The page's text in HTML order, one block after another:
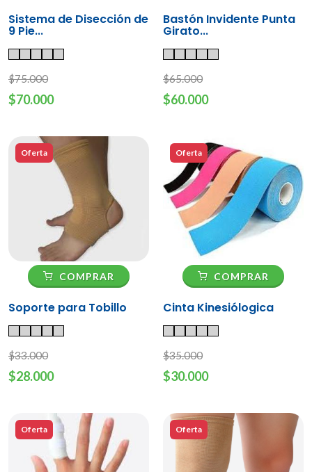
Sistema de Disección de
9 Pie...
$75.000
$70.000
Bastón Invidente Punta
Girato...
$65.000
$60.000
Oferta
COMPRAR
Soporte para Tobillo
$33.000
$28.000
Oferta
COMPRAR
Cinta Kinesiólogica
$35.000
$30.000
Oferta Oferta